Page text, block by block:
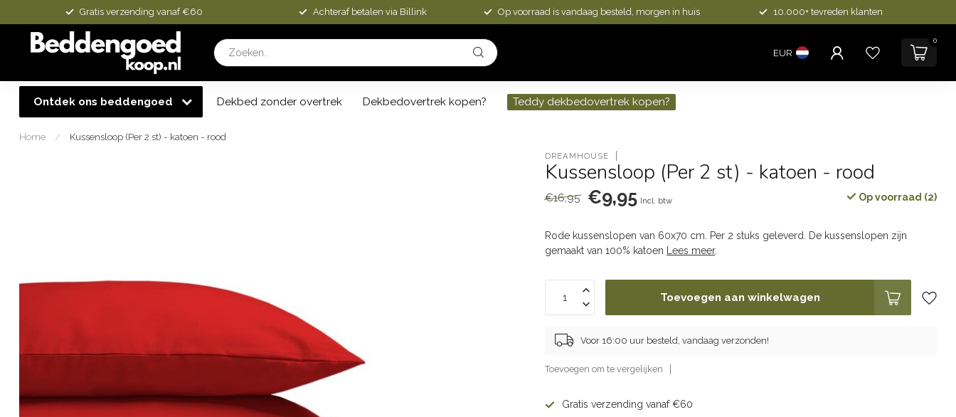
Gratis verzending vanaf €60 Achteraf betalen via Billink Op voorraad is vandaag besteld, morgen in huis 10.000+ tevreden klanten
EUR
0
Ontdek ons beddengoed Dekbed zonder overtrek Dekbedovertrek kopen? Teddy dekbedovertrek kopen?
Home / Kussensloop (Per 2 st) - katoen - rood
DREAMHOUSE
Kussensloop (Per 2 st) - katoen - rood
€16,95 €9,95 Incl. btw Op voorraad (2)
Rode kussenslopen van 60x70 cm. Per 2 stuks geleverd. De kussenslopen zijn
gemaakt van 100% katoen
Lees meer.
Toevoegen aan winkelwagen
Voor 16:00 uur besteld, vandaag verzonden!
Toevoegen om te vergelijken
Gratis verzending vanaf €60